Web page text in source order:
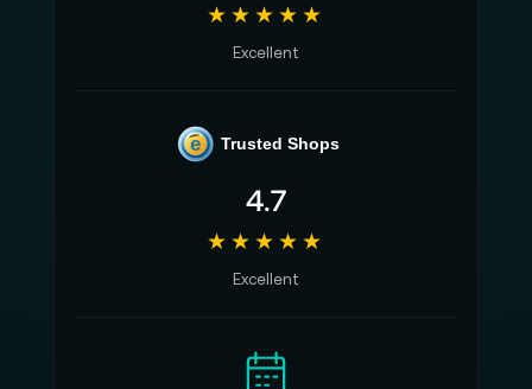
★★★★★
Excellent
e Trusted Shops
4.7
★★★★★
Excellent